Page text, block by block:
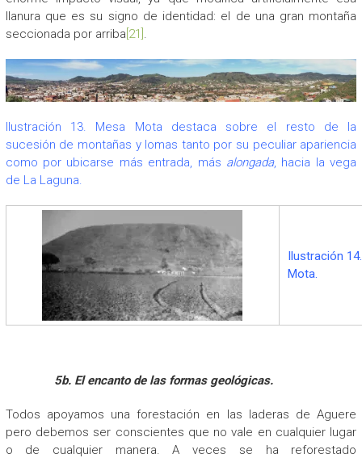
llanura que es su signo de identidad: el de una gran montaña
seccionada por arriba [21]
Ilustración 13. Mesa Mota destaca sobre el resto de la
sucesión de montañas y lomas tanto por su peculiar apariencia
como por ubicarse más entrada, más alongada, hacia la vega
de La Laguna.
Ilustración
Mota.
5b. El encanto de las formas geológicas.
Todos apoyamos una forestación en las laderas de Aguere
pero debemos ser conscientes que no vale en cualquier lugar
o de cualquier manera. A veces se ha reforestado